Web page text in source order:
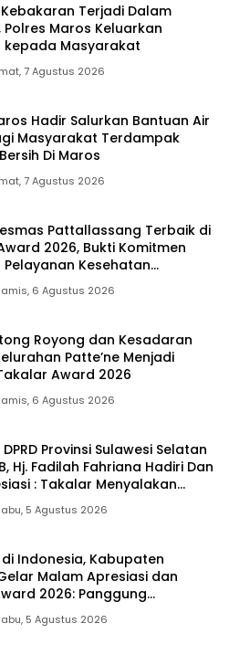
Terjadi Dalam
Polres Maros Keluarkan
kepada Masyarakat
7 Agustus 2026
Hadir Salurkan Bantuan Air
Masyarakat Terdampak
Di Maros
7 Agustus 2026
Pattallassang Terbaik di
2026, Bukti Komitmen
Pelayanan Kesehatan
6 Agustus 2026
Royong dan Kesadaran
Patte’ne Menjadi
Award 2026
6 Agustus 2026
Provinsi Sulawesi Selatan
Hj. Fadilah Fahriana Hadiri Dan
: Takalar Menyalakan
Melalui Malam
Inovasi Award 2026
5 Agustus 2026
Indonesia, Kabupaten
Malam Apresiasi dan
2026: Panggung
bagi Pelayan Publik
5 Agustus 2026